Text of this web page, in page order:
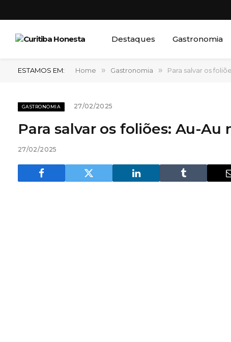
Destaques Gastronomia
ESTAMOS EM: Home » Gastronomia » Para salvar os
GASTRONOMIA 27/02/2025
Para salvar os foliões: Au-
27/02/2025